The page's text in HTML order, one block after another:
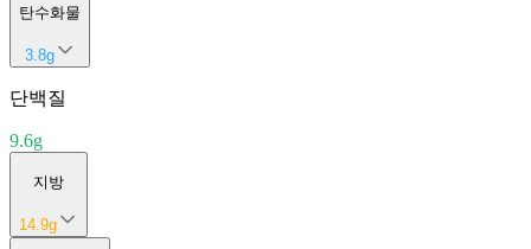
탄수화물
3.8g
단백질
9.6g
지방
14.9g